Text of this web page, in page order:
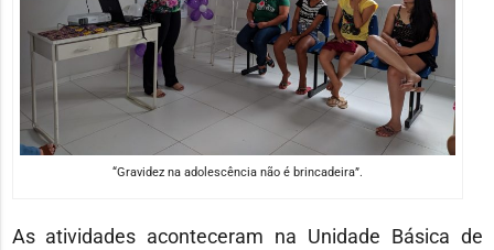
“Gravidez na adolescência não é brincadeira”.
As atividades aconteceram na Unidade Básica de